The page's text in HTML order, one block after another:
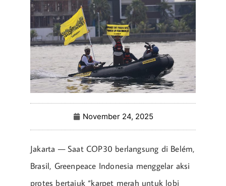
November 24, 2025
Jakarta — Saat COP30 berlangsung di Belém,
Brasil, Greenpeace Indonesia menggelar aksi
protes bertajuk “karpet merah untuk lobi